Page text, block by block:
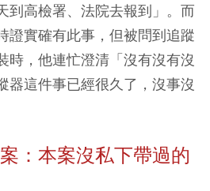
到高檢署、法院去報到」。而
證實確有此事，但被問到追蹤
時，他連忙澄清「沒有沒有沒
器這件事已經很久了，沒事沒
：本案沒私下帶過的